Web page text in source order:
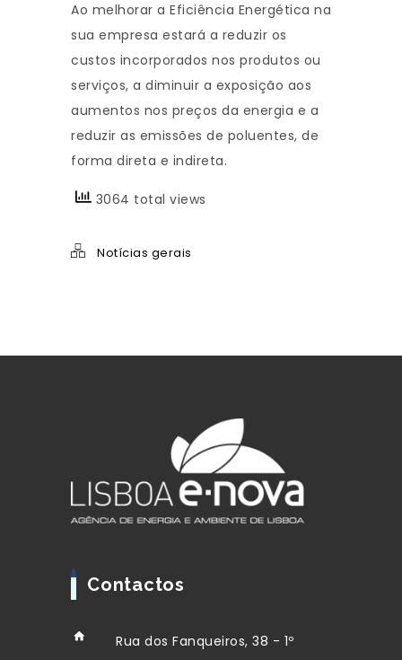
Ao melhorar a Eficiência Energética na
sua empresa estará a reduzir os
custos incorporados nos produtos ou
serviços, a diminuir a exposição aos
aumentos nos preços da energia e a
reduzir as emissões de poluentes, de
forma direta e indireta.
3064 total views
Notícias gerais
Contactos
Rua dos Fanqueiros, 38 - 1º